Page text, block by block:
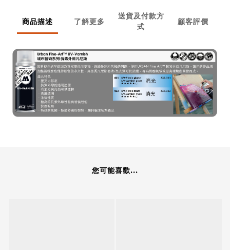
商品描述 了解更多
送貨及付款方
式
顧客評價
您可能喜歡...